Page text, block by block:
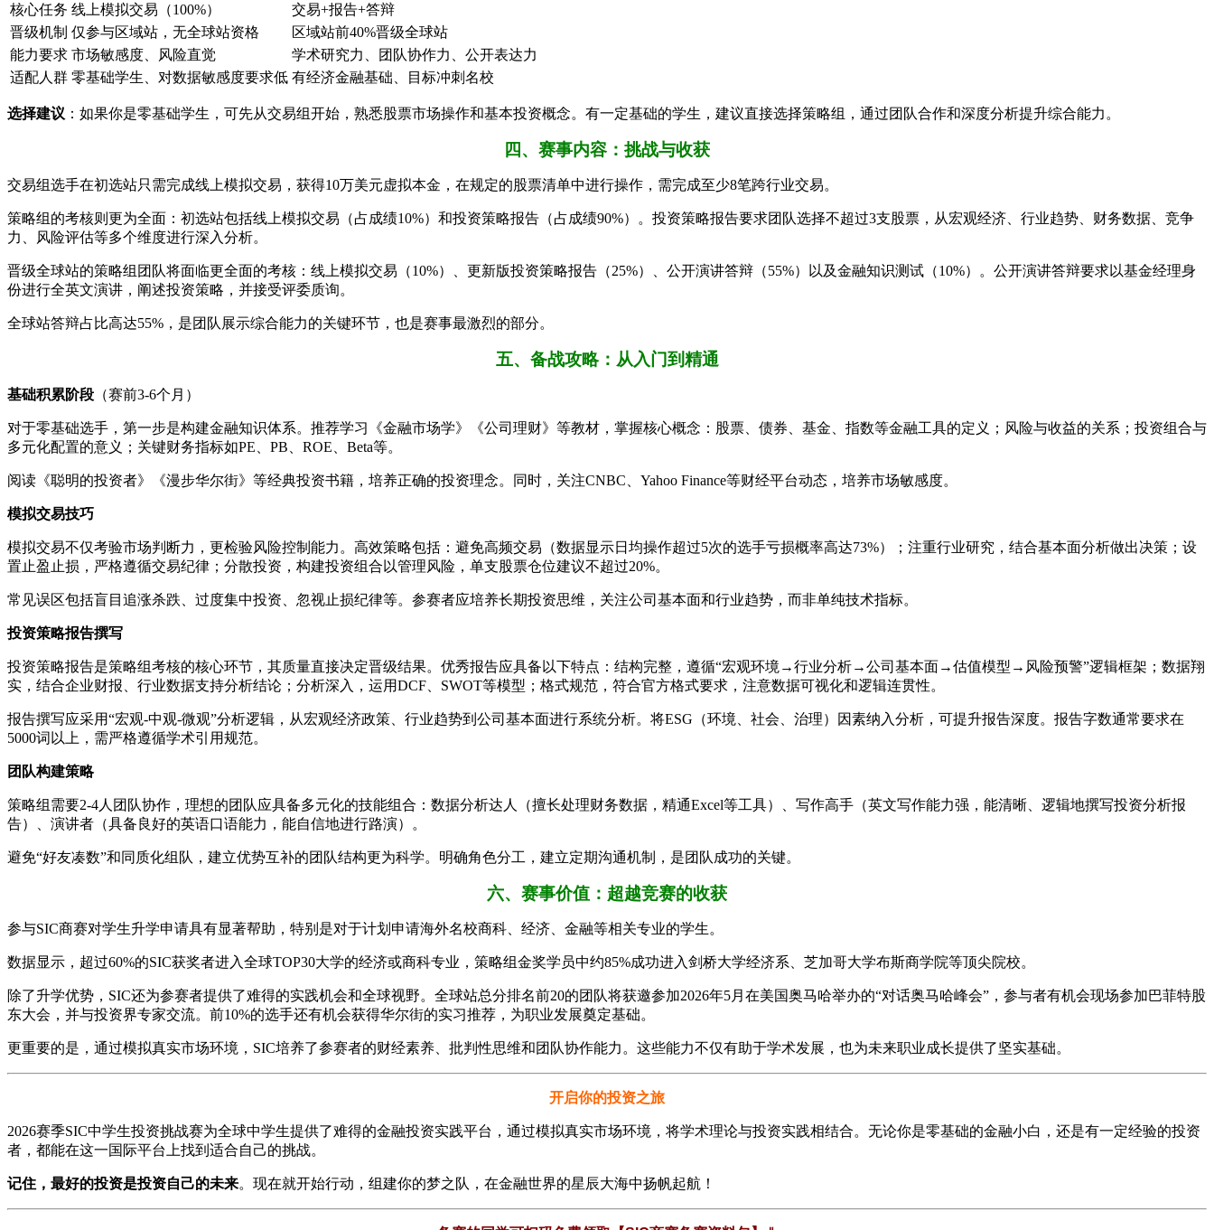
核心任务 线上模拟交易（100%）
交易+报告+答辩
晋级机制 仅参与区域站，无全球站资格
区域站前40%晋级全球站
能力要求 市场敏感度、风险直觉
学术研究力、团队协作力、公开表达力
适配人群 零基础学生、对数据敏感度要求低 有经济金融基础、目标冲刺名校
选择建议 ：如果你是零基础学生，可先从交易组开始，熟悉股票市场操作和基本投资概念。有一定基础的学生，建议直接选择策略组，通过团队合作和深度分析提升综合能力。
四、赛事内容：挑战与收获
交易组选手在初选站只需完成线上模拟交易，获得10万美元虚拟本金，在规定的股票清单中进行操作，需完成至少8笔跨行业交易。
策略组的考核则更为全面：初选站包括线上模拟交易（占成绩10%）和投资策略报告（占成绩90%）。投资策略报告要求团队选择不超过3支股票，从宏观经济、行业趋势、财务数据、竞争
力、风险评估等多个维度进行深入分析。
晋级全球站的策略组团队将面临更全面的考核：线上模拟交易（10%）、更新版投资策略报告（25%）、公开演讲答辩（55%）以及金融知识测试（10%）。公开演讲答辩要求以基金经理身
份进行全英文演讲，阐述投资策略，并接受评委质询。
全球站答辩占比高达55%，是团队展示综合能力的关键环节，也是赛事最激烈的部分。
五、备战攻略：从入门到精通
基础积累阶段 （赛前3-6个月）
对于零基础选手，第一步是构建金融知识体系。推荐学习《金融市场学》《公司理财》等教材，掌握核心概念：股票、债券、基金、指数等金融工具的定义；风险与收益的关系；投资组合与
多元化配置的意义；关键财务指标如PE、PB、ROE、Beta等。
阅读《聪明的投资者》《漫步华尔街》等经典投资书籍，培养正确的投资理念。同时，关注CNBC、Yahoo Finance等财经平台动态，培养市场敏感度。
模拟交易技巧
模拟交易不仅考验市场判断力，更检验风险控制能力。高效策略包括：避免高频交易（数据显示日均操作超过5次的选手亏损概率高达73%）；注重行业研究，结合基本面分析做出决策；设
置止盈止损，严格遵循交易纪律；分散投资，构建投资组合以管理风险，单支股票仓位建议不超过20%。
常见误区包括盲目追涨杀跌、过度集中投资、忽视止损纪律等。参赛者应培养长期投资思维，关注公司基本面和行业趋势，而非单纯技术指标。
投资策略报告撰写
投资策略报告是策略组考核的核心环节，其质量直接决定晋级结果。优秀报告应具备以下特点：结构完整，遵循“宏观环境→行业分析→公司基本面→估值模型→风险预警”逻辑框架；数据翔
实，结合企业财报、行业数据支持分析结论；分析深入，运用DCF、SWOT等模型；格式规范，符合官方格式要求，注意数据可视化和逻辑连贯性。
报告撰写应采用“宏观-中观-微观”分析逻辑，从宏观经济政策、行业趋势到公司基本面进行系统分析。将ESG（环境、社会、治理）因素纳入分析，可提升报告深度。报告字数通常要求在
5000词以上，需严格遵循学术引用规范。
团队构建策略
策略组需要2-4人团队协作，理想的团队应具备多元化的技能组合：数据分析达人（擅长处理财务数据，精通Excel等工具）、写作高手（英文写作能力强，能清晰、逻辑地撰写投资分析报
告）、演讲者（具备良好的英语口语能力，能自信地进行路演）。
避免“好友凑数”和同质化组队，建立优势互补的团队结构更为科学。明确角色分工，建立定期沟通机制，是团队成功的关键。
六、赛事价值：超越竞赛的收获
参与SIC商赛对学生升学申请具有显著帮助，特别是对于计划申请海外名校商科、经济、金融等相关专业的学生。
数据显示，超过60%的SIC获奖者进入全球TOP30大学的经济或商科专业，策略组金奖学员中约85%成功进入剑桥大学经济系、芝加哥大学布斯商学院等顶尖院校。
除了升学优势，SIC还为参赛者提供了难得的实践机会和全球视野。全球站总分排名前20的团队将获邀参加2026年5月在美国奥马哈举办的“对话奥马哈峰会”，参与者有机会现场参加巴菲特股
东大会，并与投资界专家交流。前10%的选手还有机会获得华尔街的实习推荐，为职业发展奠定基础。
更重要的是，通过模拟真实市场环境，SIC培养了参赛者的财经素养、批判性思维和团队协作能力。这些能力不仅有助于学术发展，也为未来职业成长提供了坚实基础。
开启你的投资之旅
2026赛季SIC中学生投资挑战赛为全球中学生提供了难得的金融投资实践平台，通过模拟真实市场环境，将学术理论与投资实践相结合。无论你是零基础的金融小白，还是有一定经验的投资
者，都能在这一国际平台上找到适合自己的挑战。
记住，最好的投资是投资自己的未来。现在就开始行动，组建你的梦之队，在金融世界的星辰大海中扬帆起航！